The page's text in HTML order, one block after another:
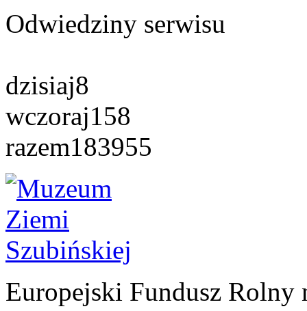
Odwiedziny serwisu
dzisiaj8
wczoraj158
razem183955
Europejski Fundusz Rolny